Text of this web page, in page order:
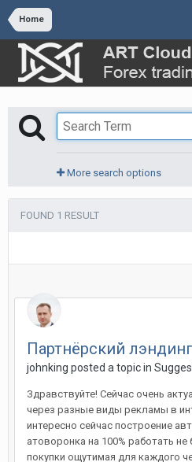
Home
More search options
FOUND 1 RESULT
Партнёрский лэндинг
johnking posted a topic in
Здравствуйте! Сейчас очень
через разные виды рекламы в
интересно сейчас построение
атоворонка на 100% работать не
покупки ощутимая для каждого